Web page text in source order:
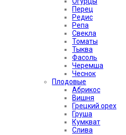
Перец
Редис
Репа
Свекла
Томаты
Тыква
Фасоль
Черемша
Чеснок
Плодовые
Абрикос
Вишня
Грецкий орех
Груша
Кумкват
Слива